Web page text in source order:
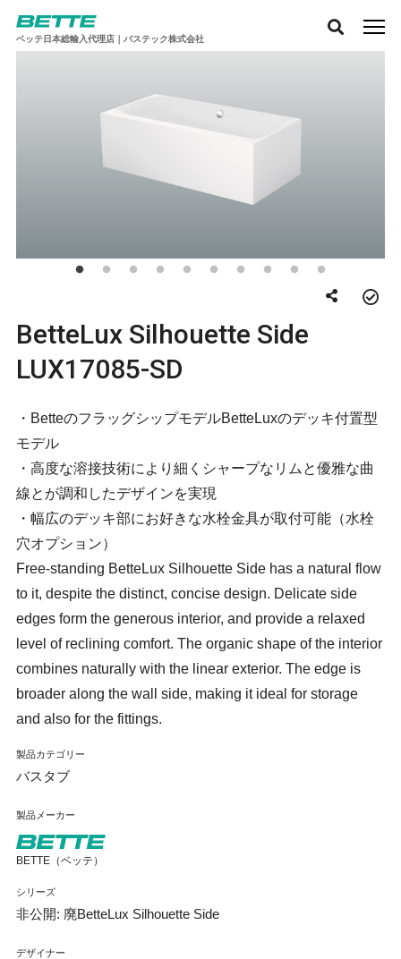
ベッテ日本総輸入代理店｜バステック株式会社
BetteLux Silhouette Side
LUX17085-SD
・BetteのフラッグシップモデルBetteLuxのデッキ付置型
モデル
・高度な溶接技術により細くシャープなリムと優雅な曲
線とが調和したデザインを実現
・幅広のデッキ部にお好きな水栓金具が取付可能（水栓
穴オプション）
Free-standing BetteLux Silhouette Side has a natural flow
to it, despite the distinct, concise design. Delicate side
edges form the generous interior, and provide a relaxed
level of reclining comfort. The organic shape of the interior
combines naturally with the linear exterior. The edge is
broader along the wall side, making it ideal for storage
and also for the fittings.
製品カテゴリー
バスタブ
製品メーカー
BETTE（ベッテ）
シリーズ
非公開: 廃BetteLux Silhouette Side
デザイナー